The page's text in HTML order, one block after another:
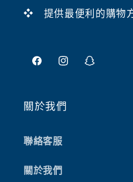
❖ 提供最便利的購物
FacebookInstagramSnapchat
關於我們
聯絡客服
關於我們